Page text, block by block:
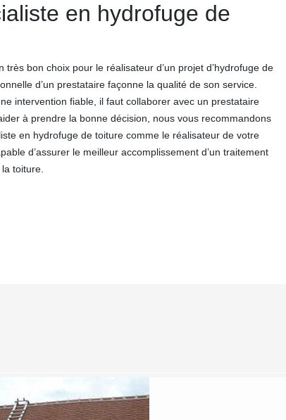
en hydrofuge de
très bon choix pour le réalisateur d’un projet d’hydrofuge de
d’un prestataire façonne la qualité de son service.
intervention fiable, il faut collaborer avec un prestataire
à prendre la bonne décision, nous vous recommandons
en hydrofuge de toiture comme le réalisateur de votre
d’assurer le meilleur accomplissement d’un traitement
toiture.